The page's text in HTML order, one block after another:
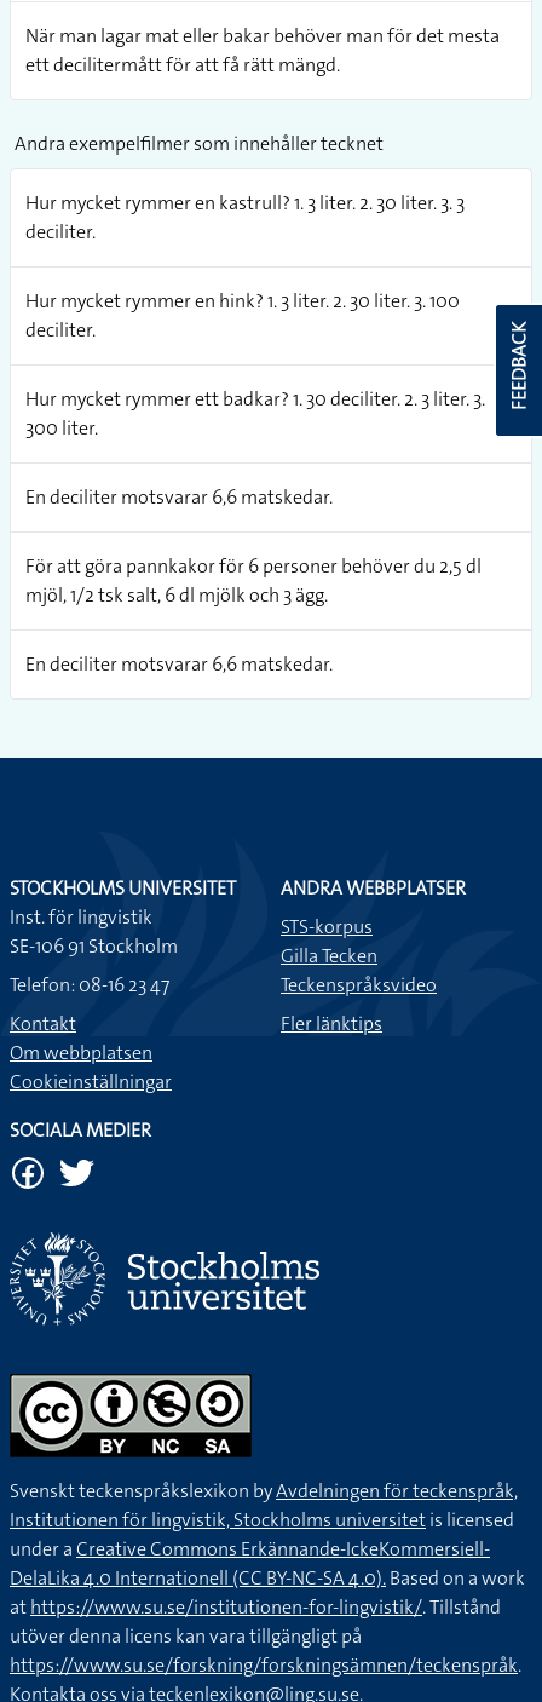
När man lagar mat eller bakar behöver man för det mesta
ett decilitermått för att få rätt mängd.
Andra exempelfilmer som innehåller tecknet
Hur mycket rymmer en kastrull? 1. 3 liter. 2. 30 liter. 3. 3
deciliter.
Hur mycket rymmer en hink? 1. 3 liter. 2. 30 liter. 3. 100
deciliter.
Hur mycket rymmer ett badkar? 1. 30 deciliter. 2. 3 liter. 3.
300 liter.
En deciliter motsvarar 6,6 matskedar.
För att göra pannkakor för 6 personer behöver du 2,5 dl
mjöl, 1/2 tsk salt, 6 dl mjölk och 3 ägg.
En deciliter motsvarar 6,6 matskedar.
FEEDBACK
STOCKHOLMS UNIVERSITET
Inst. för lingvistik
SE-106 91 Stockholm
Telefon: 08-16 23 47
Kontakt
Om webbplatsen
Cookieinställningar
ANDRA WEBBPLATSER
STS-korpus
Gilla Tecken
Teckenspråksvideo
Fler länktips
SOCIALA MEDIER
Svenskt teckenspråkslexikon byAvdelningen för teckenspråk,
Institutionen för lingvistik, Stockholms universitetis licensed
under aCreative Commons Erkännande-IckeKommersiell-
DelaLika 4.0 Internationell (CC BY-NC-SA 4.0).Based on a work
athttps://www.su.se/institutionen-for-lingvistik/. Tillstånd
utöver denna licens kan vara tillgängligt på
https://www.su.se/forskning/forskningsämnen/teckenspråk.
Kontakta oss viateckenlexikon@ling.su.se.